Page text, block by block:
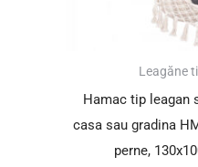
Leagăne
Hamac tip leagan
casa sau gradina
perne,